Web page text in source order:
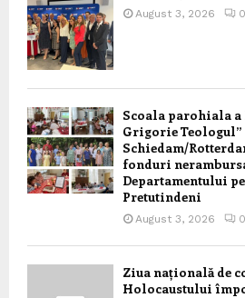
August 3, 2026 0
Scoala parohiala a
Grigorie
Schiedam/
fonduri
Departamentului
Pretutindeni
August 3, 2026 0
Ziua națională de
Holocaustului